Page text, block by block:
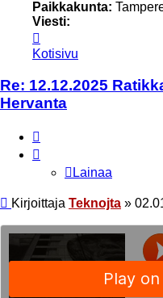
Paikkakunta:
Viesti:
Teknojta
Kotisivu
Re: 12.12.2025
Hervanta
Lainaa
Viesti
Kirjoittaja Teknojta »